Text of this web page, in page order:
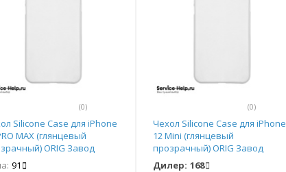
(0)
Silicone Case для iPhone
MAX (глянцевый
ORIG Завод
91
(0)
Чехол Silicone Case для iPhone
12 Mini (глянцевый
прозрачный) ORIG Завод
Дилер: 168